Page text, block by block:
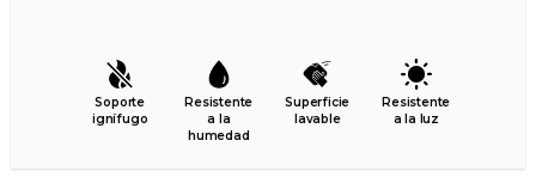
Soporte
ignífugo
Resistente
a la
humedad
Superficie
lavable
Resistente
a la luz